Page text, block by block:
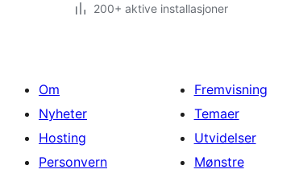
200+ aktive installasjoner
Om
Nyheter
Hosting
Personvern
Fremvisning
Temaer
Utvidelser
Mønstre